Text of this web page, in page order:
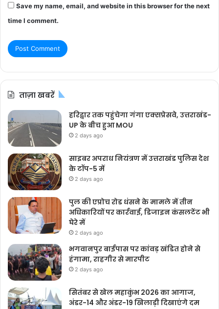
Save my name, email, and website in this browser for the next
time I comment.
ताज़ा खबरें
हरिद्वार तक पहुंचेगा गंगा एक्सप्रेसवे, उत्तराखंड-
UP के बीच हुआ MOU
2 days ago
साइबर अपराध नियंत्रण में उत्तराखंड पुलिस देश
के टॉप-5 में
2 days ago
पुल की एप्रोच रोड धंसने के मामले में तीन
अधिकारियों पर कार्रवाई, डिजाइन कंसलटेंट भी
घेरे में
2 days ago
भगवानपुर बाईपास पर कांवड़ खंडित होने से
हंगामा, राहगीर से मारपीट
2 days ago
सितंबर से खेल महाकुंभ 2026 का आगाज,
अंडर-14 और अंडर-19 खिलाड़ी दिखाएंगे दम